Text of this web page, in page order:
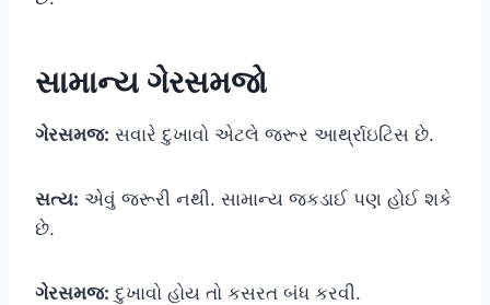
સામાન્ય ગેરસમજો
ગેરસમજ: સવારે દુખાવો એટલે જરૂર આર્થ્રાઇટિસ છે.
સત્ય: એવું જરૂરી નથી. સામાન્ય જકડાઈ પણ હોઈ શકે
છે.
ગેરસમજ: દુખાવો હોય તો કસરત બંધ કરવી.